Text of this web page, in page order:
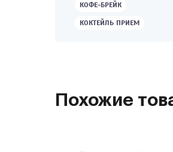
КОФЕ-БРЕЙК
КОКТЕЙЛЬ ПРИЕМ
Похожие